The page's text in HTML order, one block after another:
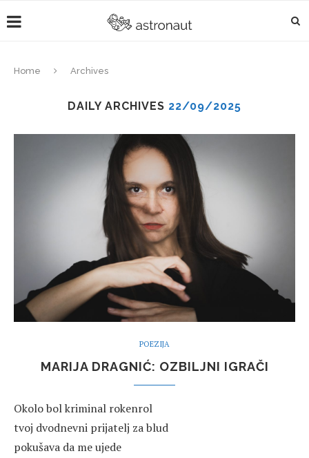
Home Archives
DAILY ARCHIVES 22/09/2025
POEZIJA
MARIJA DRAGNIĆ: OZBILJNI IGRAČI
Okolo bol kriminal rokenrol
tvoj dvodnevni prijatelj za blud
pokušava da me ujede